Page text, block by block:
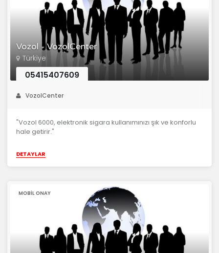
Vozol - VozolCenter
Türkiye
05415407609
VozolCenter
"Vozol 6000, elektronik sigara kullanımınızı şık ve konforlu
hale getirir."
DETAYLAR
MOBIL ONAY